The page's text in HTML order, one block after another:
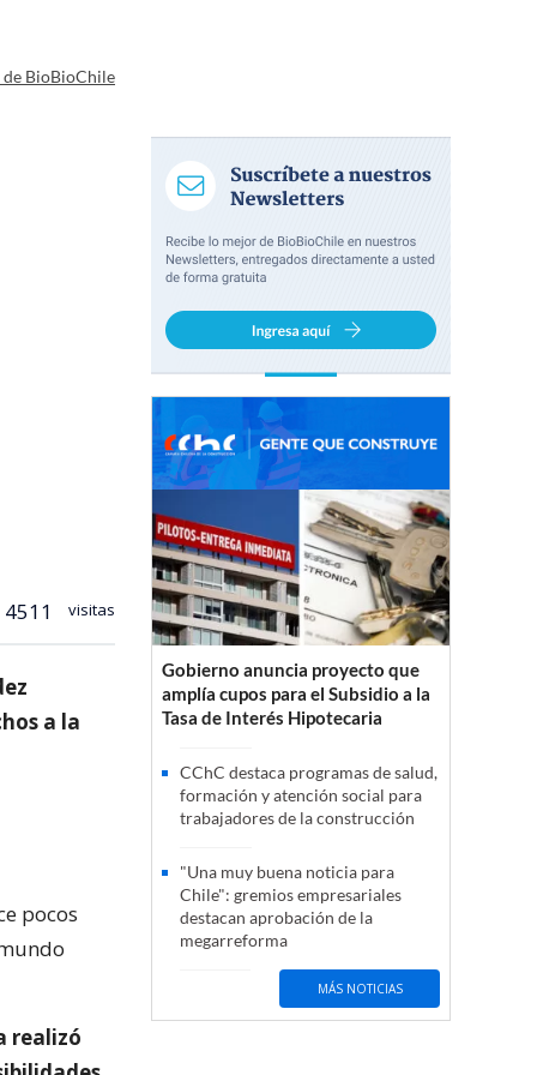
BioBioChile
4511 visitas
a la
pocos
realizó
Gobierno anuncia proyecto que
amplía cupos para el Subsidio a la
Tasa de Interés Hipotecaria
CChC destaca programas de salud,
formación y atención social para
trabajadores de la construcción
"Una muy buena noticia para
Chile": gremios empresariales
destacan aprobación de la
megarreforma
MÁS NOTICIAS